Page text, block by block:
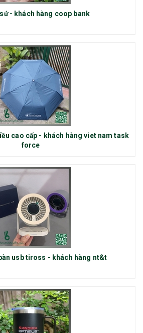
- khách hàng coop bank
cao cấp - khách hàng viet nam task
force
usb tiross - khách hàng nt&t